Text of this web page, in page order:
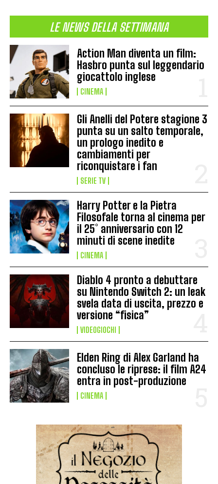
LE NEWS DELLA SETTIMANA
Action Man diventa un film:
Hasbro punta sul leggendario
giocattolo inglese
CINEMA
Gli Anelli del Potere stagione 3
punta su un salto temporale,
un prologo inedito e
cambiamenti per
riconquistare i fan
SERIE TV
Harry Potter e la Pietra
Filosofale torna al cinema per
il 25° anniversario con 12
minuti di scene inedite
CINEMA
Diablo 4 pronto a debuttare
su Nintendo Switch 2: un leak
svela data di uscita, prezzo e
versione “fisica”
VIDEOGIOCHI
Elden Ring di Alex Garland ha
concluso le riprese: il film A24
entra in post-produzione
CINEMA